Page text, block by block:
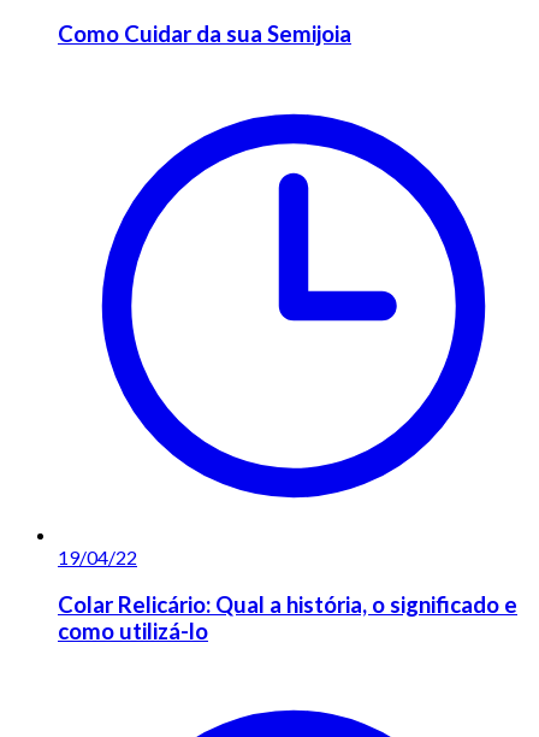
Como Cuidar da sua Semijoia
19/04/22
Colar Relicário: Qual a história, o significado e
como utilizá-lo